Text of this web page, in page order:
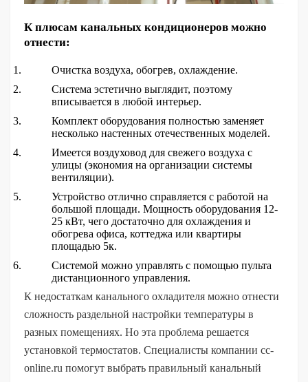
К плюсам канальных кондиционеров можно
отнести:
Очистка воздуха, обогрев, охлаждение.
Система эстетично выглядит, поэтому
вписывается в любой интерьер.
Комплект оборудования полностью заменяет
несколько настенных отечественных моделей.
Имеется воздуховод для свежего воздуха с
улицы (экономия на организации системы
вентиляции).
Устройство отлично справляется с работой на
большой площади. Мощность оборудования 12-
25 кВт, чего достаточно для охлаждения и
обогрева офиса, коттеджа или квартиры
площадью 5к.
Системой можно управлять с помощью пульта
дистанционного управления.
К недостаткам канального охладителя можно отнести
сложность раздельной настройки температуры в
разных помещениях. Но эта проблема решается
установкой термостатов. Специалисты компании cc-
online.ru помогут выбрать правильный канальный